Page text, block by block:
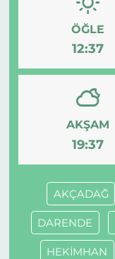
ÖĞLE
12:37
AKŞAM
19:37
AKÇADAĞ
DARENDE
HEKİMHAN
RESMİ İLAN